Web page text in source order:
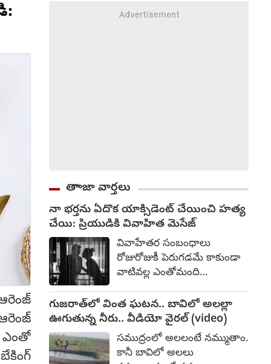
ఎంతో
తాాజా వార్తలు
నా భర్తను ఏదొక యాక్సిడెంట్ చేయించి హత్య
చేయి: ప్రియుడికి వివాహిత మెసేజ్
వివాహేతర సంబంధాలు
రోజురోజుకీ పెరుగడమే కాకుండా
వాటివల్ల ఎంతోమంది
సంబంధాల వల్ల భార్య లేదా భర్త
హత్య గావించబడుతున్నారు.
కొన్నిసార్లు వివాహమైన వారితో
అక్రమ సంబంధం పెట్టుకున్న
అవివాహితలు కూడా హత్య
గుజరాత్‌లో వింత ఘటన.. బావిలో అలల్లా
ఊగుతున్న నీరు.. వీడియో వైరల్ (video)
సముద్రంలో అలలంటే నమ్ముతాం.
కానీ బావిలో అలలు